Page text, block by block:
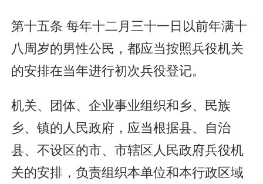
第十五条 每年十二月三十一日以前年满十
八周岁的男性公民，都应当按照兵役机关
的安排在当年进行初次兵役登记。
机关、团体、企业事业组织和乡、民族
乡、镇的人民政府，应当根据县、自治
县、不设区的市、市辖区人民政府兵役机
关的安排，负责组织本单位和本行政区域